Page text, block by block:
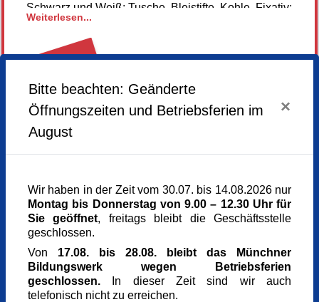
Schwarz und Weiß; Tusche, Bleistifte, Kohle, Fixativ;
Knetgummi zum Radieren, Pinsel aus weißer
Schweinsborste in unterschiedlichen Stärken und
Breiten, eine große Palette, mehrere Mallumpen aus
Leinwände)
Hier gehts zur Homepage unserer Künstlerin
Weiterlesen...
möglich
Dienstag,13.05.2025,
Dienstag,20.05.2025,14.00 - 17.00 Uhr
Dienstag,01.07.2025,14.00 - 17.00 Uhr
Veranstaltungsort
Kunst im Turm
Arnulfstr. 166
80634 München
Kursgebühr
195 €
Bitte beachten: Geänderte
Öffnungszeiten und Betriebsferien im
August
×
Wir haben in der Zeit vom 30.07. bis 14.08.2026 nur
Montag bis Donnerstag von 9.00 – 12.30 Uhr für
Sie geöffnet, freitags bleibt die Geschäftsstelle
geschlossen.
Von 17.08. bis 28.08. bleibt das Münchner
Bildungswerk wegen Betriebsferien
geschlossen. In dieser Zeit sind wir auch
telefonisch nicht zu erreichen.